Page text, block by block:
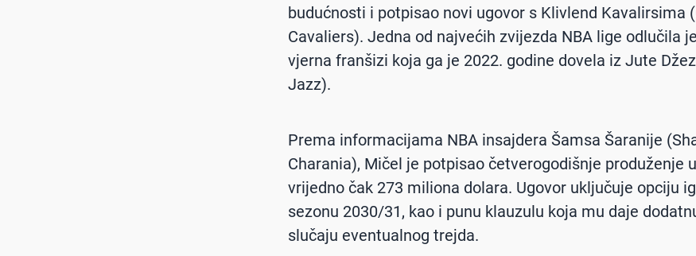
budućnosti i potpisao novi ugovor s Klivlend Kavalirsima
Cavaliers). Jedna od najvećih zvijezda NBA lige odlučila
vjerna franšizi koja ga je 2022. godine dovela iz Jute
Jazz).
Prema informacijama NBA insajdera Šamsa Šaranije
Charania), Mičel je potpisao četverogodišnje produženje
vrijedno čak 273 miliona dolara. Ugovor uključuje opciju
sezonu 2030/31, kao i punu klauzulu koja mu daje
slučaju eventualnog trejda.